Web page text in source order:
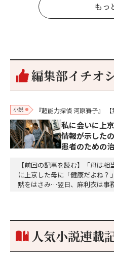
もっ
編集部イチオ
小説 『超能力探偵 河原賽子』
私に会いに上
情報が示した
患者のための
【前回の記事を読む】「母は
に上京した母に「健康だよね？
黙をはさみ…翌日、麻利衣は事
個のサイコロが握られていた
人気小説連載